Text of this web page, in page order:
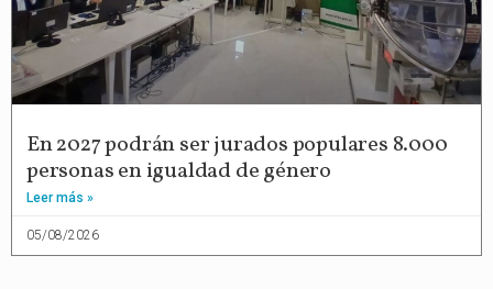
En 2027 podrán ser jurados populares 8.000
personas en igualdad de género
Leer más »
05/08/2026